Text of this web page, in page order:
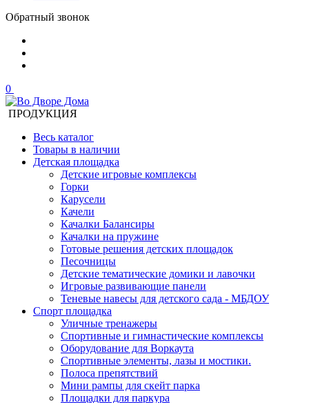
Обратный звонок
0
ПРОДУКЦИЯ
Весь каталог
Товары в наличии
Детская площадка
Детские игровые комплексы
Горки
Карусели
Качели
Качалки Балансиры
Качалки на пружине
Готовые решения детских площадок
Песочницы
Детские тематические домики и лавочки
Игровые развивающие панели
Теневые навесы для детского сада - МБДОУ
Спорт площадка
Уличные тренажеры
Спортивные и гимнастические комплексы
Оборудование для Воркаута
Спортивные элементы, лазы и мостики.
Полоса препятствий
Мини рампы для скейт парка
Площадки для паркура